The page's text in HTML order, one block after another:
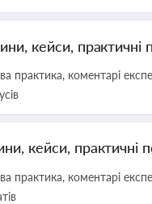
кейси, практичні
практика, коментарі
кейси, практичні
практика, коментарі